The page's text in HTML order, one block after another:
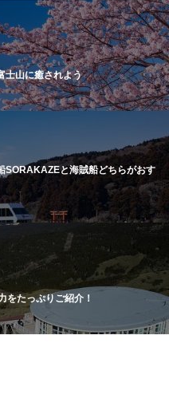
士山に癒されよう
SORAKAZEと海賊船どちらがおす
をたっぷりご紹介！